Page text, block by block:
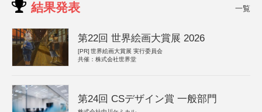
結果発表 一覧
第22回 世界絵画大賞展 2026
[PR] 世界絵画大賞展 実行委員会
共催：株式会社世界堂
第24回 CSデザイン賞 一般部門